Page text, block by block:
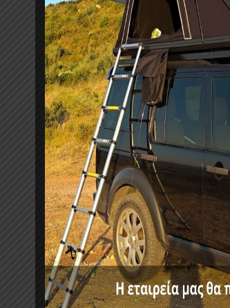
ΡΥΘΜΙΖΟΜΕΝΗ ΜΠΑΡΑ ΚΑΡΟΤΣΑΣ
130,00€
ΚΟΥΠΑΣΤΕΣ